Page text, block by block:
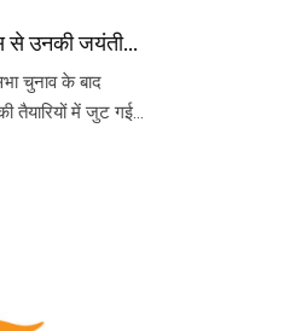
से उनकी जयंती...
चुनाव के बाद
तैयारियों में जुट गई...